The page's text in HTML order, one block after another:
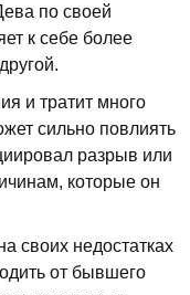
по своей
к себе более
и тратит много
сильно повлиять
разрыв или
которые он
своих недостатках
от бывшего